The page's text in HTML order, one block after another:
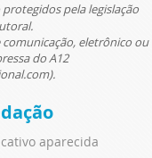
pela legislação
eletrônico ou
do A12
aparecida